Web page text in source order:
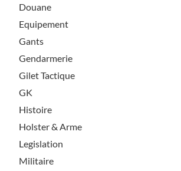
Douane
Equipement
Gants
Gendarmerie
Gilet Tactique
GK
Histoire
Holster & Arme
Legislation
Militaire